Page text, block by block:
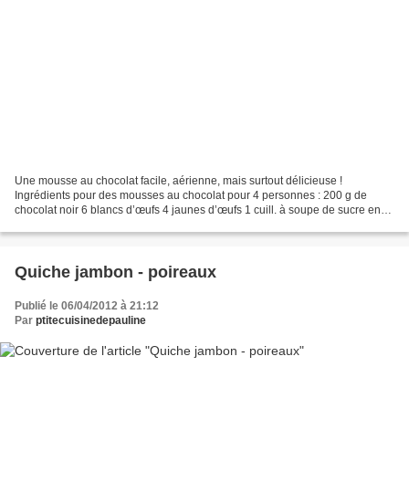
Une mousse au chocolat facile, aérienne, mais surtout délicieuse !
Ingrédients pour des mousses au chocolat pour 4 personnes : 200 g de
chocolat noir 6 blancs d’œufs 4 jaunes d’œufs 1 cuill. à soupe de sucre en
Quiche jambon - poireaux
Publié le 06/04/2012 à 21:12
Par ptitecuisinedepauline